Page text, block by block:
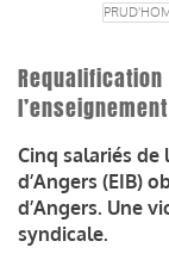
Requalification
Cinq salariés de
d’Angers (EIB)
d’Angers. Une
syndicale.